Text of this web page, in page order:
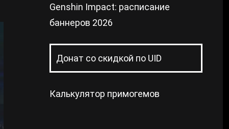
Genshin Impact: расписание
баннеров 2026
Донат со скидкой по UID
Калькулятор примогемов